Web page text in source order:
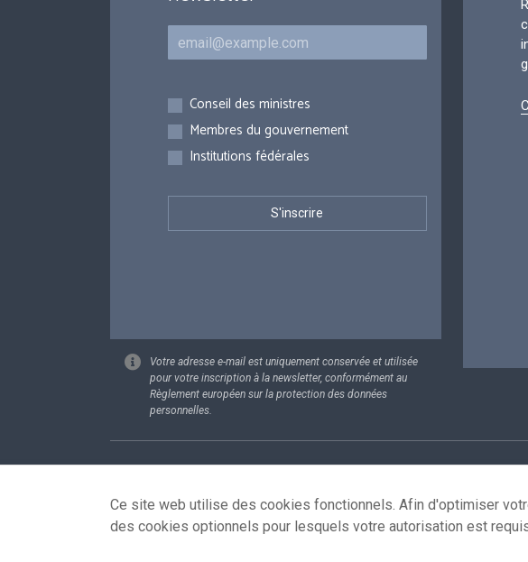
Courriel
Inscriptions
Conseil des ministres
Membres du gouvernement
Institutions fédérales
Votre adresse e-mail est uniquement conservée et utilisée
pour votre inscription à la newsletter, conformément au
Règlement européen sur la protection des données
personnelles.
Ce site web utilise des cookies fonctionnels. Afin d'optimiser
des cookies optionnels pour lesquels votre autorisation est